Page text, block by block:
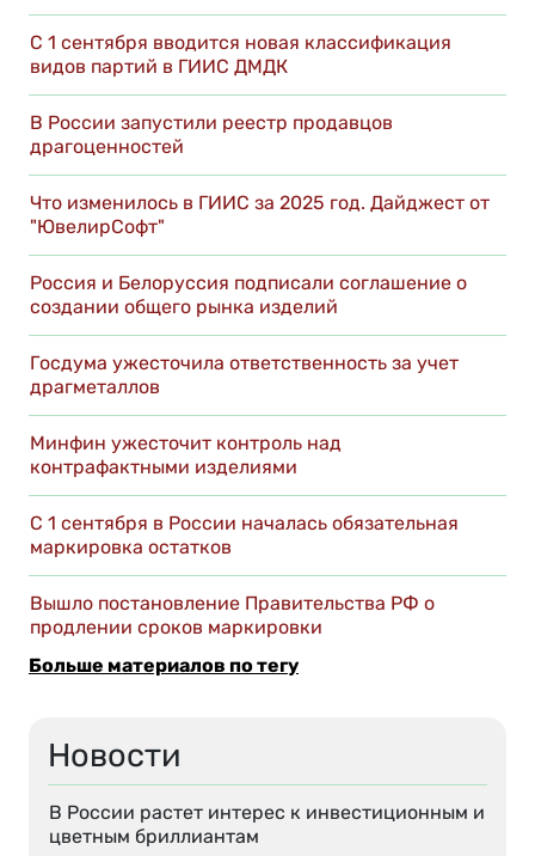
Новости
В России растет интерес к инвестиционным и
цветным бриллиантам
С 1 сентября вводится новая классификация
видов партий в ГИИС ДМДК
В России запустили реестр продавцов
драгоценностей
Что изменилось в ГИИС за 2025 год. Дайджест от
"ЮвелирСофт"
Россия и Белоруссия подписали соглашение о
создании общего рынка изделий
Госдума ужесточила ответственность за учет
драгметаллов
Минфин ужесточит контроль над
контрафактными изделиями
С 1 сентября в России началась обязательная
маркировка остатков
Вышло постановление Правительства РФ о
продлении сроков маркировки
Больше материалов по тегу